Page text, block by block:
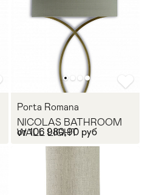
Porta Romana
NICOLAS BATHROOM
WALL LIGHT
от 106 980,90 руб